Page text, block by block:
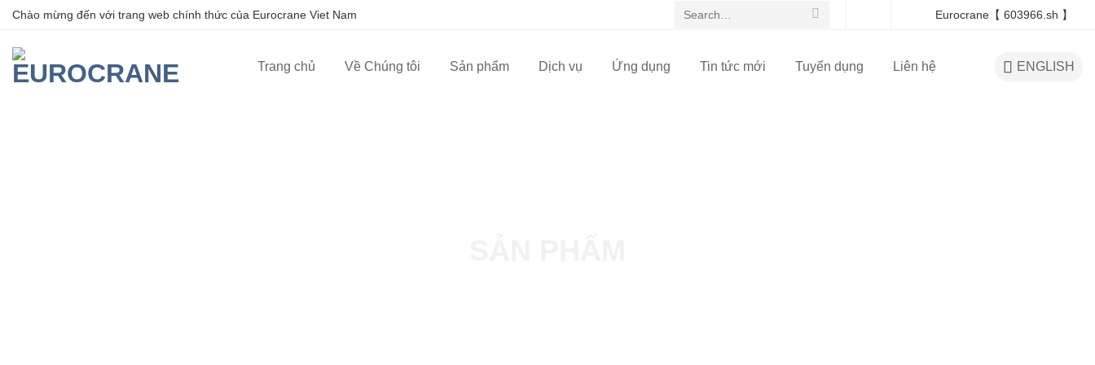
SkipChào mừng đến với trang web chính thức của Eurocrane Viet Nam Eurocrane【 603966.sh 】
Trang chủ Về Chúng tôi Sản phẩm Dịch vụ Ứng dụng Tin tức mới Tuyển dụng Liên hệ  ENGLISH